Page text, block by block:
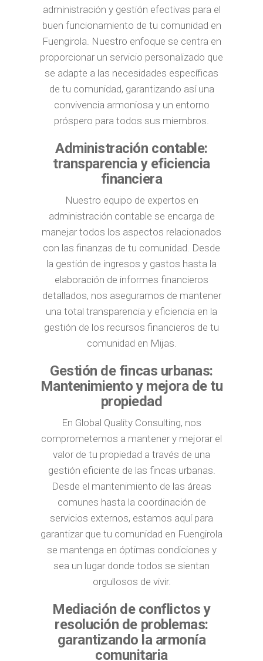
administración y gestión efectivas para el
buen funcionamiento de tu comunidad en
Fuengirola. Nuestro enfoque se centra en
proporcionar un servicio personalizado que
se adapte a las necesidades específicas
de tu comunidad, garantizando así una
convivencia armoniosa y un entorno
próspero para todos sus miembros.
Administración contable:
transparencia y eficiencia
financiera
Nuestro equipo de expertos en
administración contable se encarga de
manejar todos los aspectos relacionados
con las finanzas de tu comunidad. Desde
la gestión de ingresos y gastos hasta la
elaboración de informes financieros
detallados, nos aseguramos de mantener
una total transparencia y eficiencia en la
gestión de los recursos financieros de tu
comunidad en Mijas.
Gestión de fincas urbanas:
Mantenimiento y mejora de tu
propiedad
En Global Quality Consulting, nos
comprometemos a mantener y mejorar el
valor de tu propiedad a través de una
gestión eficiente de las fincas urbanas.
Desde el mantenimiento de las áreas
comunes hasta la coordinación de
servicios externos, estamos aquí para
garantizar que tu comunidad en Fuengirola
se mantenga en óptimas condiciones y
sea un lugar donde todos se sientan
orgullosos de vivir.
Mediación de conflictos y
resolución de problemas:
garantizando la armonía
comunitaria